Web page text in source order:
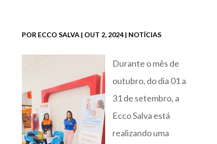
POR ECCO SALVA| OUT 2, 2024| NOTÍCIAS
Durante o mês de
outubro, do dia 01 a
31 de setembro, a
Ecco Salva está
realizando uma